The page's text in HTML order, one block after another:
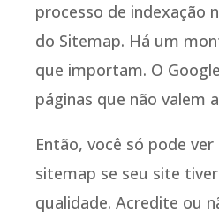
processo de indexação
do Sitemap. Há um
que importam. O
páginas que não valem
Então, você só pode
sitemap se seu site
qualidade. Acredite ou